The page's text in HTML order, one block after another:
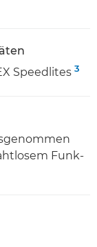
Speedlites 3
Funk-